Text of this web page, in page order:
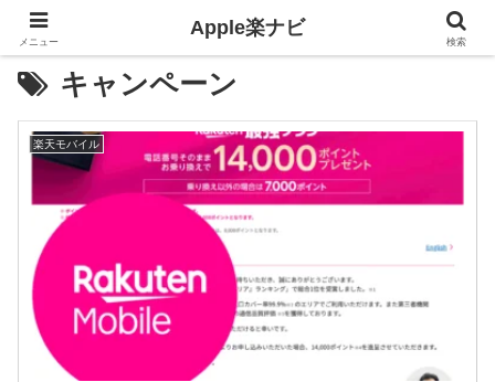
キャンペーン
楽天モバイル
メニュー
Apple楽ナビ
検索